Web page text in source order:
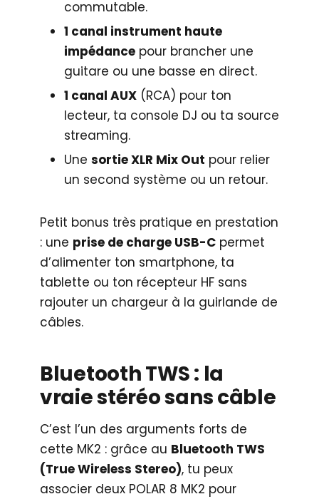
commutable.
1 canal instrument haute
impédance pour brancher une
guitare ou une basse en direct.
1 canal AUX (RCA) pour ton
lecteur, ta console DJ ou ta source
streaming.
Une sortie XLR Mix Out pour relier
un second système ou un retour.
Petit bonus très pratique en prestation
: une prise de charge USB-C permet
d’alimenter ton smartphone, ta
tablette ou ton récepteur HF sans
rajouter un chargeur à la guirlande de
câbles.
Bluetooth TWS : la
vraie stéréo sans câble
C’est l’un des arguments forts de
cette MK2 : grâce au Bluetooth TWS
(True Wireless Stereo), tu peux
associer deux POLAR 8 MK2 pour